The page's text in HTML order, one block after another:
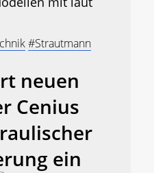
#Strautmann
neuen
Cenius
ein